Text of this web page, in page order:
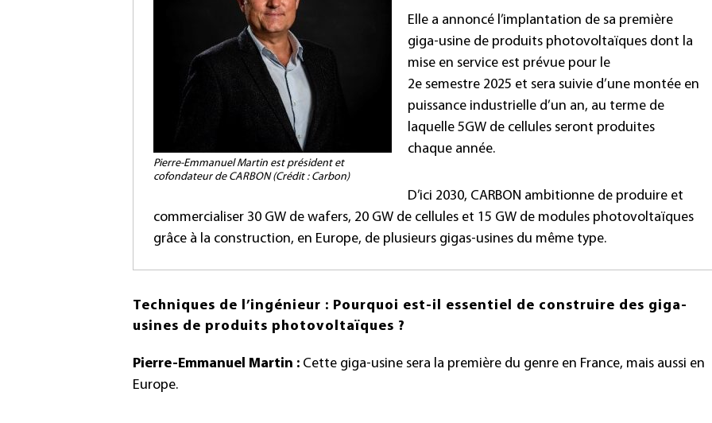
Pierre-Emmanuel Martin est président et
cofondateur de CARBON (Crédit : Carbon)
Elle a annoncé l’implantation de sa première
giga-usine de produits photovoltaïques dont la
mise en service est prévue pour le
2e semestre 2025 et sera suivie d’une montée en
puissance industrielle d’un an, au terme de
laquelle 5GW de cellules seront produites
chaque année.
D’ici 2030, CARBON ambitionne de produire et
commercialiser 30 GW de wafers, 20 GW de cellules et 15 GW de modules photovoltaïques
grâce à la construction, en Europe, de plusieurs gigas-usines du même type.
Techniques de l’ingénieur : Pourquoi est-il essentiel de construire des giga-
usines de produits photovoltaïques ?
Pierre-Emmanuel Martin : Cette giga-usine sera la première du genre en France, mais aussi en
Europe.